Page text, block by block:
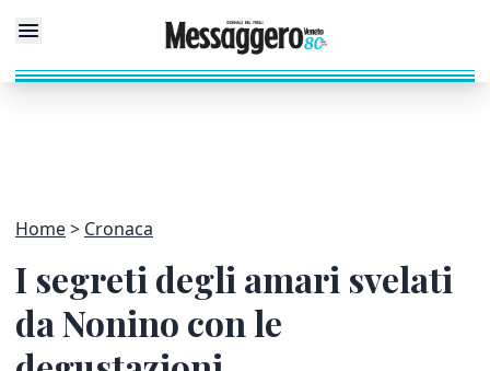
Home Cronaca
I segreti degli amari svelati
da Nonino con le